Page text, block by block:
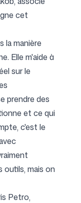
cet
la manière
Elle m'aide à
sur le
prendre des
et ce qui
c'est le
outils, mais on
Petro,